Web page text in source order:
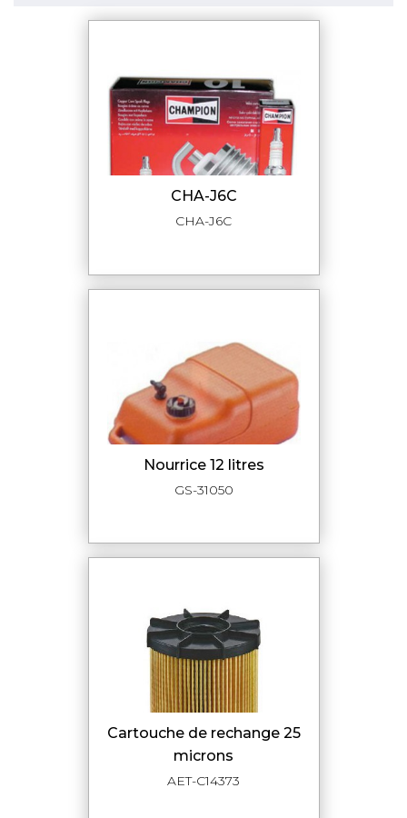
CHA-J6C
CHA-J6C
nourrice 12 litres
GS-31050
cartouche de rechange 25
microns
AET-C14373